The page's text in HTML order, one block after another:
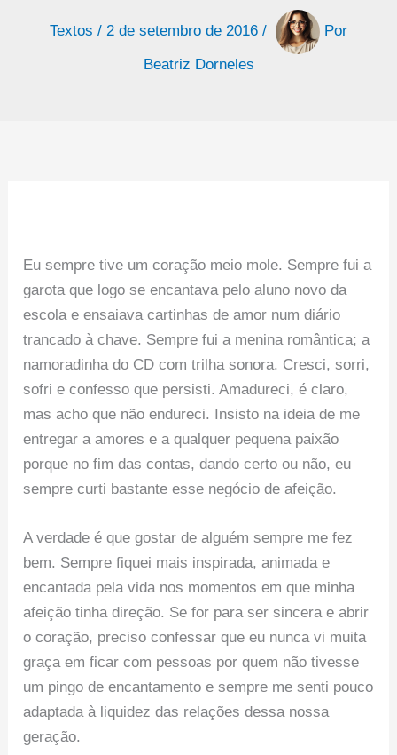
Textos / 2 de setembro de 2016 /
Por
Beatriz Dorneles
Eu sempre tive um coração meio mole. Sempre fui a
garota que logo se encantava pelo aluno novo da
escola e ensaiava cartinhas de amor num diário
trancado à chave. Sempre fui a menina romântica; a
namoradinha do CD com trilha sonora. Cresci, sorri,
sofri e confesso que persisti. Amadureci, é claro,
mas acho que não endureci. Insisto na ideia de me
entregar a amores e a qualquer pequena paixão
porque no fim das contas, dando certo ou não, eu
sempre curti bastante esse negócio de afeição.
A verdade é que gostar de alguém sempre me fez
bem. Sempre fiquei mais inspirada, animada e
encantada pela vida nos momentos em que minha
afeição tinha direção. Se for para ser sincera e abrir
o coração, preciso confessar que eu nunca vi muita
graça em ficar com pessoas por quem não tivesse
um pingo de encantamento e sempre me senti pouco
adaptada à liquidez das relações dessa nossa
geração.